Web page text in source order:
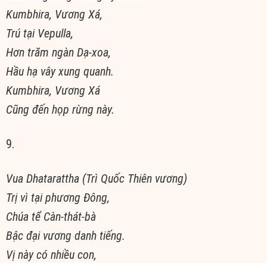
Kumbhira, Vương Xá,
Trú tại Vepulla,
Hơn trăm ngàn Dạ-xoa,
Hầu hạ vây xung quanh.
Kumbhira, Vương Xá
Cũng đến họp rừng này.
9.
Vua Dhatarattha (Trì Quốc Thiên vương)
Trị vì tại phương Ðông,
Chúa tể Càn-thát-bà
Bậc đại vương danh tiếng.
Vị này có nhiều con,